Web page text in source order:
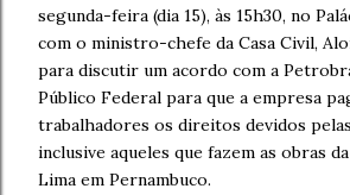
segunda-feira (dia 15), às 15h30, no
com o ministro-chefe da Casa Civil,
para discutir um acordo com a
Público Federal para que a empresa
trabalhadores os direitos devidos
inclusive aqueles que fazem as obras
Lima em Pernambuco.